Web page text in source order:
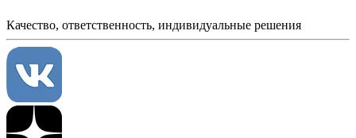
Качество, ответственность, индивидуальные решения